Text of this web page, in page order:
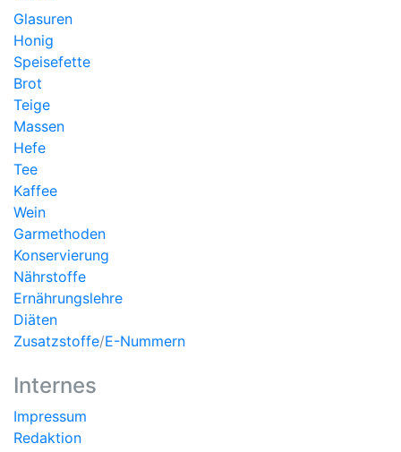
Glasuren
Honig
Speisefette
Brot
Teige
Massen
Hefe
Tee
Kaffee
Wein
Garmethoden
Konservierung
Nährstoffe
Ernährungslehre
Diäten
Zusatzstoffe/E-Nummern
Internes
Impressum
Redaktion